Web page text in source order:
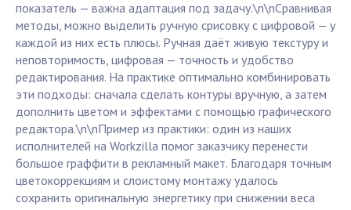
показатель — важна адаптация под задачу.\n\nСравнивая
методы, можно выделить ручную срисовку с цифровой — у
каждой из них есть плюсы. Ручная даёт живую текстуру и
неповторимость, цифровая — точность и удобство
редактирования. На практике оптимально комбинировать
эти подходы: сначала сделать контуры вручную, а затем
дополнить цветом и эффектами с помощью графического
редактора.\n\nПример из практики: один из наших
исполнителей на Workzilla помог заказчику перенести
большое граффити в рекламный макет. Благодаря точным
цветокоррекциям и слоистому монтажу удалось
сохранить оригинальную энергетику при снижении веса